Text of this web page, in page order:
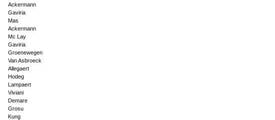
Ackermann
Gaviria
Mas
Ackermann
Mc Lay
Gaviria
Groenewegen
Van Asbroeck
Allegaert
Hodeg
Lampaert
Viviani
Demare
Grosu
Kung